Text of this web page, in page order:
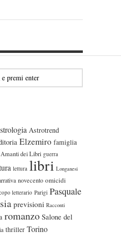
Astrotrend
Elzemiro famiglia
dei Libri guerra
lettura libri Longanesi
novecento omicidi
letterario Parigi Pasquale
previsioni Racconti
romanzo Salone del
thriller Torino